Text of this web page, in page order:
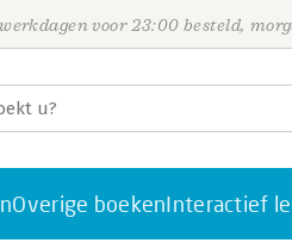
voor 23:00 besteld,
Overige boekenInteractief